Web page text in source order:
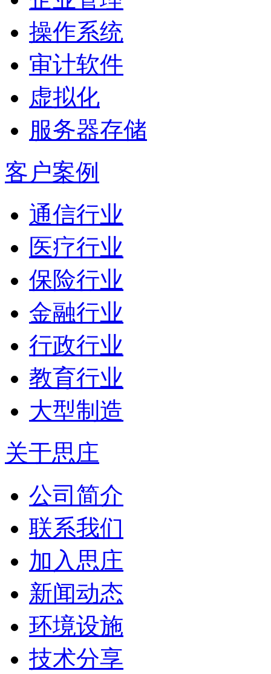
操作系统
审计软件
虚拟化
服务器存储
客户案例
通信行业
医疗行业
保险行业
金融行业
行政行业
教育行业
大型制造
关于思庄
公司简介
联系我们
加入思庄
新闻动态
环境设施
技术分享